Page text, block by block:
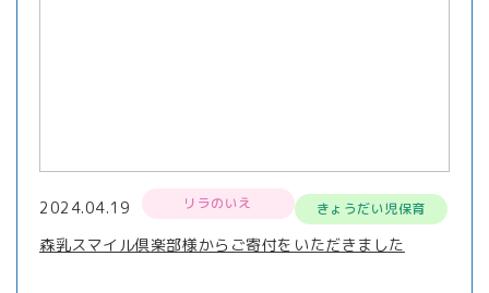
2024.04.19 リラのいえ きょうだい児保育
森乳スマイル倶楽部様からご寄付をいただきました